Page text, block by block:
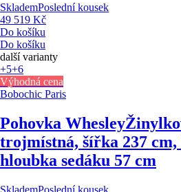
SklademPoslední kousek
49 519 Kč
Do košíku
Do košíku
další varianty
+5+6
Výhodná cena
Bobochic Paris
Pohovka Whesley
trojmístná, šířka 237 cm,
hloubka sedáku 57 cm
SklademPoslední kousek